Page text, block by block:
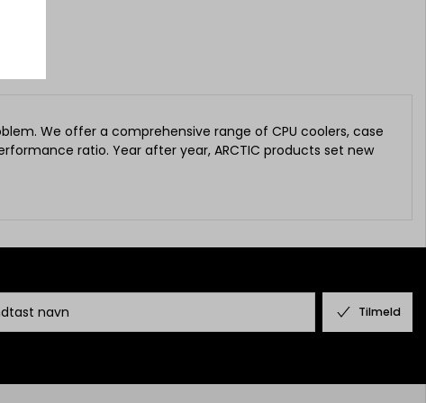
We offer a comprehensive range of CPU coolers, case
ratio. Year after year, ARCTIC products set new
Tilmeld